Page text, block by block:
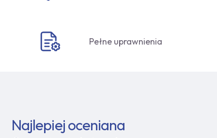
Pełne uprawnienia
Najlepiej oceniana